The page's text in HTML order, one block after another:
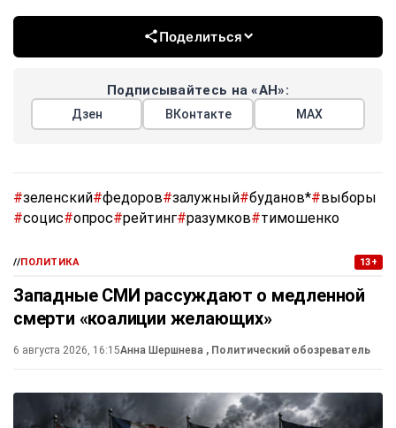
Поделиться
Подписывайтесь на «АН»:
Дзен ВКонтакте МАХ
#зеленский#федоров#залужный#буданов*#выборы
#социс#опрос#рейтинг#разумков#тимошенко
//ПОЛИТИКА 13+
Западные СМИ рассуждают о медленной
смерти «коалиции желающих»
6 августа 2026, 16:15Анна Шершнева , Политический обозреватель